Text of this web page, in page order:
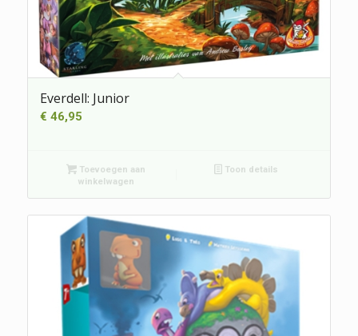
Everdell: Junior
€ 46,95
Toevoegen aan
winkelwagen
Toon details